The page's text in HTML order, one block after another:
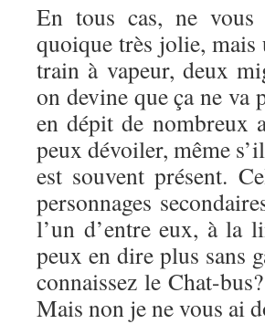
En tous cas, ne vous
quoique très jolie, mais
train à vapeur, deux
on devine que ça ne
en dépit de nombreux
peux dévoiler, même
est souvent présent.
personnages
l’un d’entre eux, à la
peux en dire plus sans
connaissez le Chat-
Mais non je ne vous ai